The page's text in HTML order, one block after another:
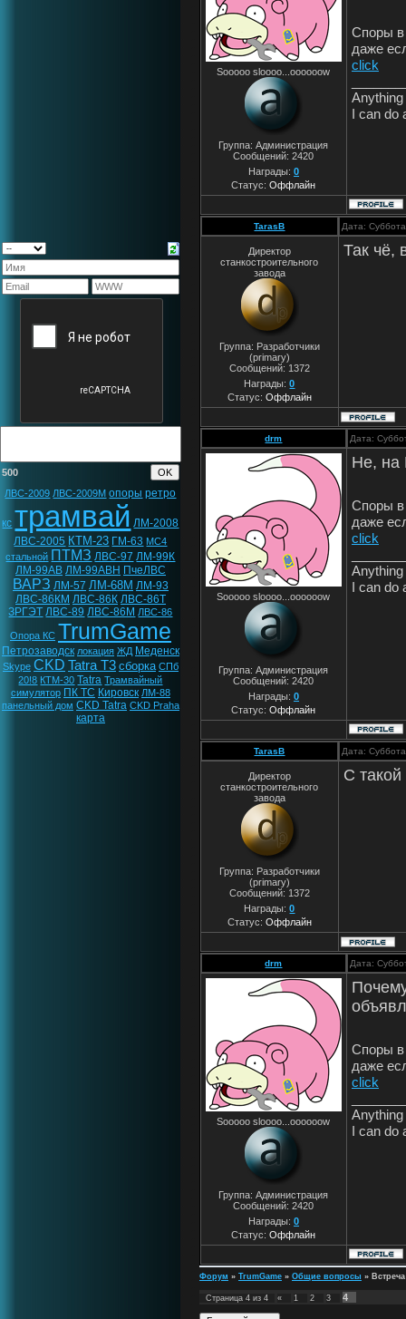
500
ЛВС-2009 ЛВС-2009М опоры ретро
кс трамвай ЛМ-2008
ЛВС-2005 КТМ-23 ГМ-63 МС4
стальной ПТМЗ ЛВС-97 ЛМ-99К
ЛМ-99АВ ЛМ-99АВН ПчеЛВС
ВАРЗ ЛМ-57 ЛМ-68М ЛМ-93
ЛВС-86КМ ЛВС-86К ЛВС-86Т
ЗРГЭТ ЛВС-89 ЛВС-86М ЛВС-86
Опора КС TrumGame
Петрозаводск локация ЖД Меденск
Skype CKD Tatra T3 сборка СПб
20!8 КТМ-30 Tatra Трамвайный
симулятор ПК ТС Кировск ЛМ-88
панельный дом CKD Tatra CKD Praha
карта
Sooooo sloooo...oooooow
Группа: Администрация
Сообщений:2420
Награды: 0
Статус:Оффлайн
Споры в
даже
click
I can do
TarasB Дата:
Директор
станкостроительного
завода
Группа: Разработчики
(primary)
Сообщений: 1372
Награды:0
Статус: Оффлайн
Так чё,
drm Дата:
Sooooo sloooo...oooooow
Группа: Администрация
Сообщений:2420
Награды: 0
Статус:Оффлайн
Не, на
Споры в
даже
click
I can do
TarasB Дата:
Директор
станкостроительного
завода
Группа: Разработчики
(primary)
Сообщений: 1372
Награды:0
Статус: Оффлайн
С
drm Дата:
Sooooo sloooo...oooooow
Группа: Администрация
Сообщений:2420
Награды: 0
Статус:Оффлайн
Споры в
даже
click
I can do
Форум » TrumGame » Общие вопросы »
Страница 4 из 4 « 1 2 3 4